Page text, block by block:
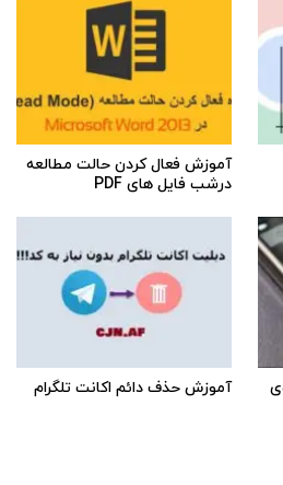
آموزش فعال کردن حالت مطالعه
درشب فایل های PDF
آموزش حذف دائم اکانت تلگرام